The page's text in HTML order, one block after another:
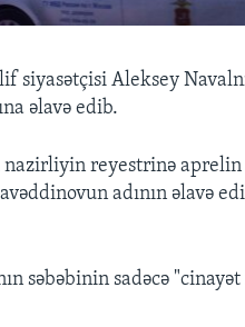
siyasətçisi Aleksey
əlavə edib.
nazirliyin reyestrinə aprelin
adının əlavə
səbəbinin sadəcə